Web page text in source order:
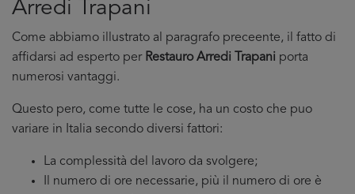
Arredi Trapani
Come abbiamo illustrato al paragrafo preceente, il fatto di
affidarsi ad esperto per Restauro Arredi Trapani porta
numerosi vantaggi.
Questo pero, come tutte le cose, ha un costo che puo
variare in Italia secondo diversi fattori:
La complessità del lavoro da svolgere;
Il numero di ore necessarie, più il numero di ore è